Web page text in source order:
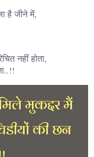
है जीने में,
नहीं होता,